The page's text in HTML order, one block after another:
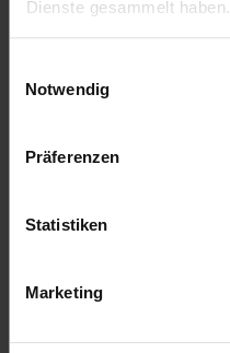
Dienste gesammelt haben.
Notwendig
Präferenzen
Statistiken
MarketingImpressum